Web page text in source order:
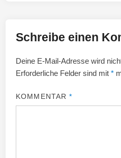
Schreibe einen
Deine E-Mail-Adresse wird
Erforderliche Felder sind mit*
KOMMENTAR *